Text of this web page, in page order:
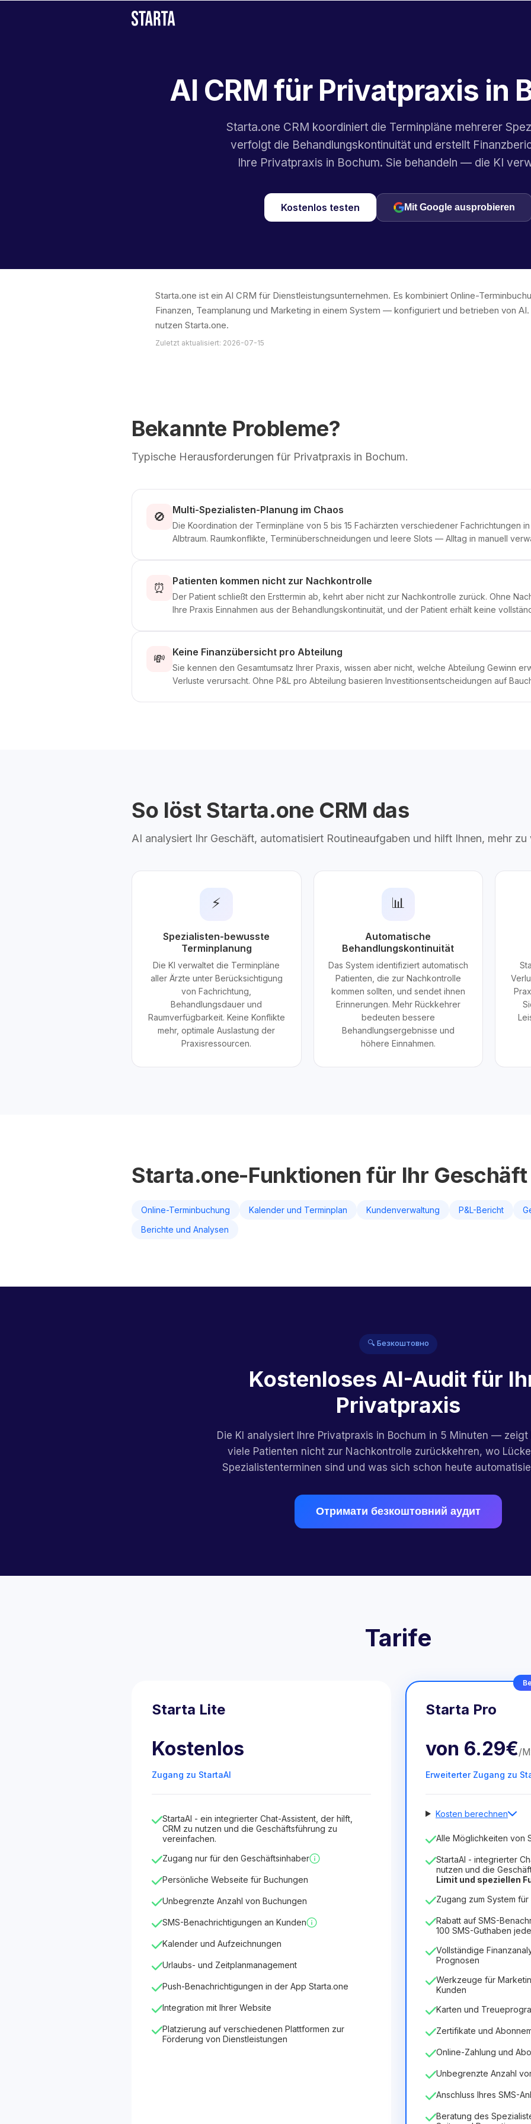
AI CRM für Privatpraxis in
Starta.one CRM koordiniert die Terminpläne mehrerer
verfolgt die Behandlungskontinuität und erstellt
Ihre Privatpraxis in Bochum. Sie behandeln — die KI
Kostenlos testen Mit Google ausprobieren
Starta.one ist ein AI CRM für Dienstleistungsunternehmen. Es kombiniert Online-
Finanzen, Teamplanung und Marketing in einem System — konfiguriert und betrieben von
nutzen Starta.one.
Zuletzt aktualisiert: 2026-07-15
Bekannte Probleme?
Typische Herausforderungen für Privatpraxis in Bochum.
🚫 Multi-Spezialisten-Planung im Chaos
Die Koordination der Terminpläne von 5 bis 15 Fachärzten verschiedener Fachrichtungen
Albtraum. Raumkonflikte, Terminüberschneidungen und leere Slots — Alltag in manuell
⏰ Patienten kommen nicht zur Nachkontrolle
Der Patient schließt den Ersttermin ab, kehrt aber nicht zur Nachkontrolle zurück. Ohne
Ihre Praxis Einnahmen aus der Behandlungskontinuität, und der Patient erhält keine
💸 Keine Finanzübersicht pro Abteilung
Sie kennen den Gesamtumsatz Ihrer Praxis, wissen aber nicht, welche Abteilung Gewinn
Verluste verursacht. Ohne P&L pro Abteilung basieren Investitionsentscheidungen auf
So löst Starta.one CRM das
AI analysiert Ihr Geschäft, automatisiert Routineaufgaben und hilft Ihnen, mehr zu
⚡
Spezialisten-bewusste
Terminplanung
Die KI verwaltet die Terminpläne
aller Ärzte unter Berücksichtigung
von Fachrichtung,
Behandlungsdauer und
Raumverfügbarkeit. Keine Konflikte
mehr, optimale Auslastung der
Praxisressourcen.
📊
Automatische
Behandlungskontinuität
Das System identifiziert automatisch
Patienten, die zur Nachkontrolle
kommen sollten, und sendet ihnen
Erinnerungen. Mehr Rückkehrer
bedeuten bessere
Behandlungsergebnisse und
höhere Einnahmen.
Starta.one-Funktionen für Ihr Geschäft
Online-Terminbuchung Kalender und Terminplan Kundenverwaltung P&L-Bericht
Berichte und Analysen
🔍 Безкоштовно
Kostenloses AI-Audit für
Privatpraxis
Die KI analysiert Ihre Privatpraxis in Bochum in 5 Minuten — zeigt
viele Patienten nicht zur Nachkontrolle zurückkehren, wo
Spezialistenterminen sind und was sich schon heute
Отримати безкоштовний аудит
Tarife
Starta Lite
Kostenlos
Zugang zu StartaAI
StartaAI - ein integrierter Chat-Assistent, der hilft,
CRM zu nutzen und die Geschäftsführung zu
vereinfachen.
Zugang nur für den Geschäftsinhaber
Persönliche Webseite für Buchungen
Unbegrenzte Anzahl von Buchungen
SMS-Benachrichtigungen an Kunden
Kalender und Aufzeichnungen
Urlaubs- und Zeitplanmanagement
Push-Benachrichtigungen in der App Starta.one
Integration mit Ihrer Website
Platzierung auf verschiedenen Plattformen zur
Förderung von Dienstleistungen
Starta Pro
von 6.29€/
Erweiterter Zugang zu
Kosten berechnen
Anzahl der Mitarbeiter
Dauer der Lizenz
12 Months(Rabatt -25%)
8.99€6.29€ Monat
75.52€ für 12 Months
Alle Möglichkeiten von
StartaAI - integrierter
nutzen und die
Limit und speziellen
Zugang zum System
Rabatt auf SMS-
100 SMS-Guthaben
Vollständige
Prognosen
Werkzeuge für
Kunden
Karten und
Zertifikate und
Online-Zahlung und
Unbegrenzte Anzahl
Anschluss Ihres SMS-
Beratung des